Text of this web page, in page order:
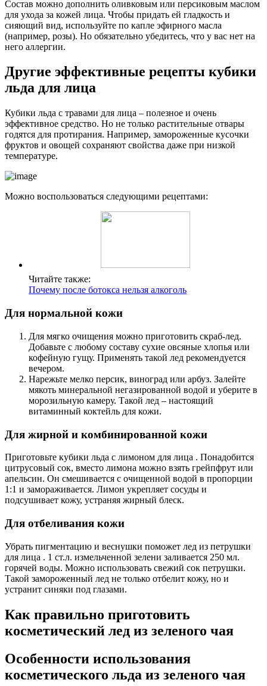
Состав можно дополнить оливковым или персиковым маслом
для ухода за кожей лица. Чтобы придать ей гладкость и
сияющий вид, используйте по капле эфирного масла
(например, розы). Но обязательно убедитесь, что у вас нет на
него аллергии.
Другие эффективные рецепты кубики
льда для лица
Кубики льда с травами для лица – полезное и очень
эффективное средство. Но не только растительные отвары
годятся для протирания. Например, замороженные кусочки
фруктов и овощей сохраняют свойства даже при низкой
температуре.
Можно воспользоваться следующими рецептами:
Читайте также:
Почему после ботокса нельзя алкоголь
Для нормальной кожи
Для мягко очищения можно приготовить скраб-лед.
Добавьте с любому составу сухие овсяные хлопья или
кофейную гущу. Применять такой лед рекомендуется
вечером.
Нарежьте мелко персик, виноград или арбуз. Залейте
мякоть минеральной негазированной водой и уберите в
морозильную камеру. Такой лед – настоящий
витаминный коктейль для кожи.
Для жирной и комбинированной кожи
Приготовьте кубики льда с лимоном для лица . Понадобится
цитрусовый сок, вместо лимона можно взять грейпфрут или
апельсин. Он смешивается с очищенной водой в пропорции
1:1 и замораживается. Лимон укрепляет сосуды и
подсушивает кожу, устраняя жирный блеск.
Для отбеливания кожи
Убрать пигментацию и веснушки поможет лед из петрушки
для лица . 1 ст.л. измельченной зелени заливается 250 мл.
горячей воды. Можно использовать свежий сок петрушки.
Такой замороженный лед не только отбелит кожу, но и
устранит синяки под глазами.
Как правильно приготовить
косметический лед из зеленого чая
Особенности использования
косметического льда из зеленого чая